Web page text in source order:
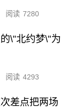
阅读 7280
\"北约梦\"为
阅读 4293
差点把两场